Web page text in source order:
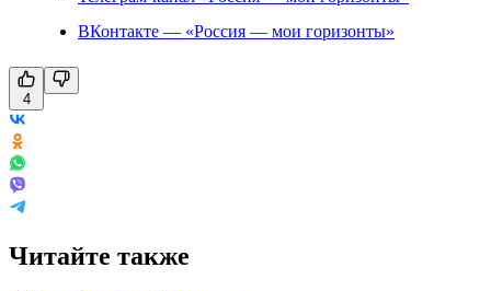
ВКонтакте — «Россия — мои горизонты»
4
Читайте также